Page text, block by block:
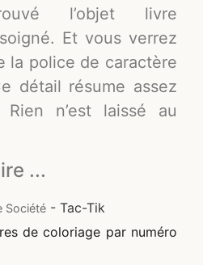
l’objet livre
Et vous verrez
la police de caractère
détail résume assez
Rien n’est laissé au
...
Société - Tac-Tik
de coloriage par numéro